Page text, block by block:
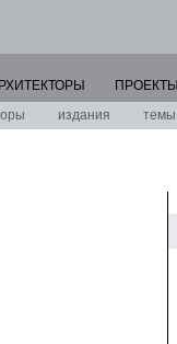
издания темы
ПРОЕКТЫ